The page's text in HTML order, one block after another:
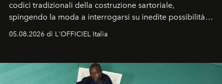
codici tradizionali della costruzione sartoriale,
spingendo la moda a interrogarsi su inedite possibilità
formali e a ridefinire il concetto stesso di silhouette.
un’impronta indelebile nella storia della moda.
05.08.2026 di L'OFFICIEL Italia